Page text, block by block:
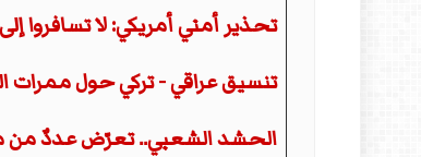
تحذير أمني أمريكي: لا تسافروا
تنسيق عراقي - تركي حول ممرات
الحشد الشعبي.. تعرّض عددٌ من